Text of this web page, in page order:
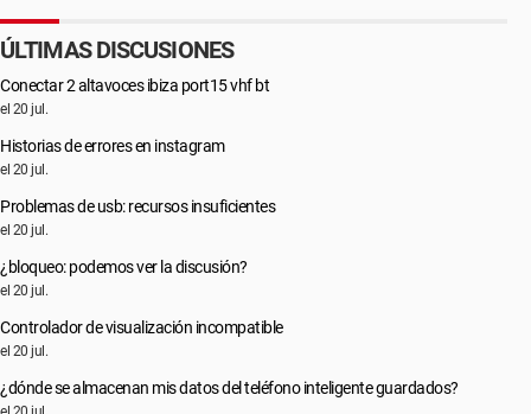
ÚLTIMAS DISCUSIONES
Conectar 2 altavoces ibiza port15 vhf bt
el 20 jul.
Historias de errores en instagram
el 20 jul.
Problemas de usb: recursos insuficientes
el 20 jul.
¿bloqueo: podemos ver la discusión?
el 20 jul.
Controlador de visualización incompatible
el 20 jul.
¿dónde se almacenan mis datos del teléfono inteligente guardados?